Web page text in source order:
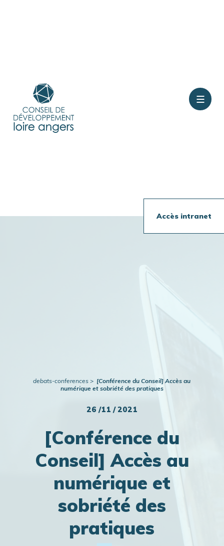
Accès intranet
debats-conferences
[Conférence du Conseil] Accès au
numérique et sobriété des pratiques
26 /11 / 2021
[Conférence du
Conseil] Accès au
numérique et
sobriété des
pratiques